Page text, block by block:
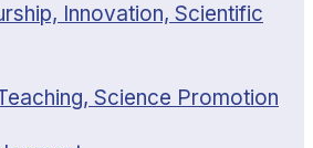
Innovation, Scientific
Science Promotion